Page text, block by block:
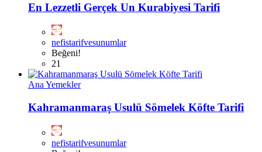
En Lezzetli Gerçek Un Kurabiyesi Tarifi
nefistarifvesunumlar
Beğeni!
21
Ana Yemekler
Kahramanmaraş Usulü Sömelek Köfte Tarifi
nefistarifvesunumlar